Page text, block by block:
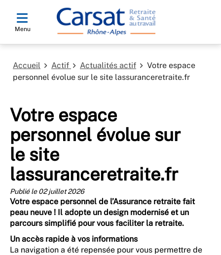
Menu
Accueil Actif Actualités actif
Votre espace
personnel évolue sur le site lassuranceretraite.fr
Votre espace
personnel évolue sur
le site
lassuranceretraite.fr
Publié le 02 juillet 2026
Votre espace personnel de l’Assurance retraite fait
peau neuve ! Il adopte un design modernisé et un
parcours simplifié pour vous faciliter la retraite.
Un accès rapide à vos informations
La navigation a été repensée pour vous permettre de